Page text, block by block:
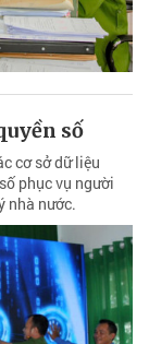
số
cơ sở dữ liệu
phục vụ người
nhà nước.